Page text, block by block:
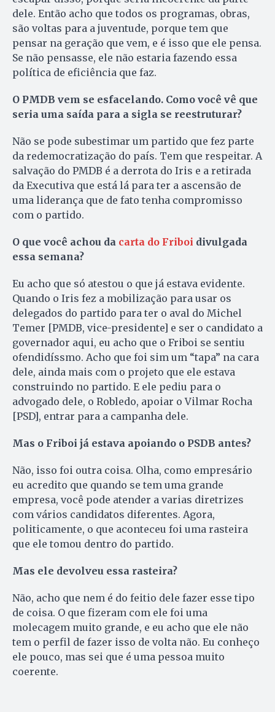
dele. Então acho que todos os programas, obras,
são voltas para a juventude, porque tem que
pensar na geração que vem, e é isso que ele pensa.
Se não pensasse, ele não estaria fazendo essa
política de eficiência que faz.
O PMDB vem se esfacelando. Como você vê que
seria uma saída para a sigla se reestruturar?
Não se pode subestimar um partido que fez parte
da redemocratização do país. Tem que respeitar. A
salvação do PMDB é a derrota do Iris e a retirada
da Executiva que está lá para ter a ascensão de
uma liderança que de fato tenha compromisso
com o partido.
O que você achou da carta do Friboi divulgada
essa semana?
Eu acho que só atestou o que já estava evidente.
Quando o Iris fez a mobilização para usar os
delegados do partido para ter o aval do Michel
Temer [PMDB, vice-presidente] e ser o candidato a
governador aqui, eu acho que o Friboi se sentiu
ofendidíssmo. Acho que foi sim um “tapa” na cara
dele, ainda mais com o projeto que ele estava
construindo no partido. E ele pediu para o
advogado dele, o Robledo, apoiar o Vilmar Rocha
[PSD], entrar para a campanha dele.
Mas o Friboi já estava apoiando o PSDB antes?
Não, isso foi outra coisa. Olha, como empresário
eu acredito que quando se tem uma grande
empresa, você pode atender a varias diretrizes
com vários candidatos diferentes. Agora,
politicamente, o que aconteceu foi uma rasteira
que ele tomou dentro do partido.
Mas ele devolveu essa rasteira?
Não, acho que nem é do feitio dele fazer esse tipo
de coisa. O que fizeram com ele foi uma
molecagem muito grande, e eu acho que ele não
tem o perfil de fazer isso de volta não. Eu conheço
ele pouco, mas sei que é uma pessoa muito
coerente.